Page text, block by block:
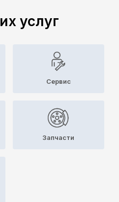
услуг
Cервис
Запчасти